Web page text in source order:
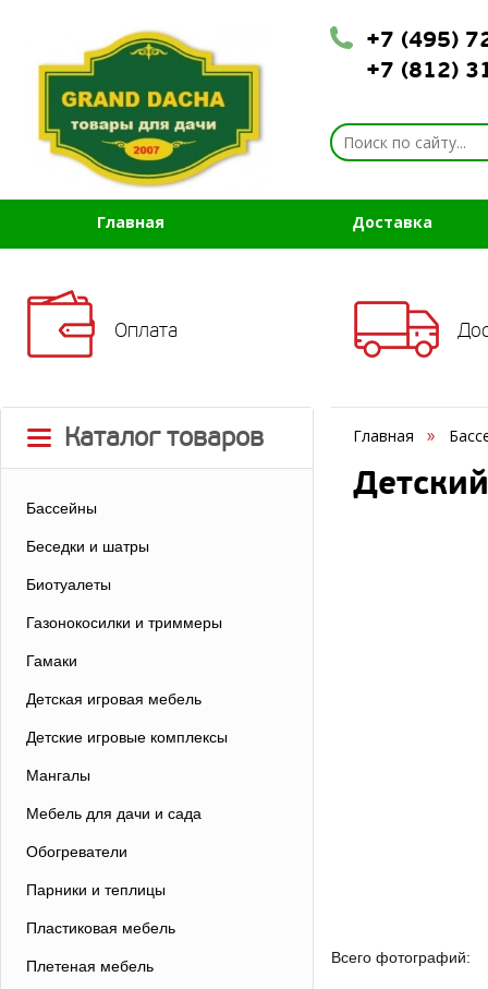
+7 (495)
+7 (812)
Главная Доставка
Оплата
Каталог товаров
Бассейны
Беседки и шатры
Биотуалеты
Газонокосилки и триммеры
Гамаки
Детская игровая мебель
Детские игровые комплексы
Мангалы
Мебель для дачи и сада
Обогреватели
Парники и теплицы
Пластиковая мебель
Плетеная мебель
Главная
Всего фотографий: